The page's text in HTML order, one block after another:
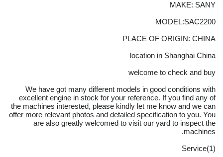
MAKE: SANY
MODEL:SAC2200
PLACE OF ORIGIN: CHINA
location in Shanghai China
welcome to check and buy
We have got many different models in good conditions with
excellent engine in stock for your reference. If you find any of
the machines interested, please kindly let me know and we can
offer more relevant photos and detailed specification to you. You
are also greatly welcomed to visit our yard to inspect the
machines.
(1)Service